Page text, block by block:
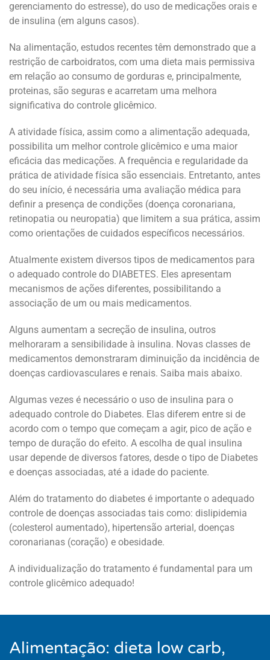
gerenciamento do estresse), do uso de medicações orais e
de insulina (em alguns casos).
Na alimentação, estudos recentes têm demonstrado que a
restrição de carboidratos, com uma dieta mais permissiva
em relação ao consumo de gorduras e, principalmente,
proteinas, são seguras e acarretam uma melhora
significativa do controle glicêmico.
A atividade física, assim como a alimentação adequada,
possibilita um melhor controle glicêmico e uma maior
eficácia das medicações. A frequência e regularidade da
prática de atividade física são essenciais. Entretanto, antes
do seu início, é necessária uma avaliação médica para
definir a presença de condições (doença coronariana,
retinopatia ou neuropatia) que limitem a sua prática, assim
como orientações de cuidados específicos necessários.
Atualmente existem diversos tipos de medicamentos para
o adequado controle do DIABETES. Eles apresentam
mecanismos de ações diferentes, possibilitando a
associação de um ou mais medicamentos.
Alguns aumentam a secreção de insulina, outros
melhoraram a sensibilidade à insulina. Novas classes de
medicamentos demonstraram diminuição da incidência de
doenças cardiovasculares e renais. Saiba mais abaixo.
Algumas vezes é necessário o uso de insulina para o
adequado controle do Diabetes. Elas diferem entre si de
acordo com o tempo que começam a agir, pico de ação e
tempo de duração do efeito. A escolha de qual insulina
usar depende de diversos fatores, desde o tipo de Diabetes
e doenças associadas, até a idade do paciente.
Além do tratamento do diabetes é importante o adequado
controle de doenças associadas tais como: dislipidemia
(colesterol aumentado), hipertensão arterial, doenças
coronarianas (coração) e obesidade.
A individualização do tratamento é fundamental para um
controle glicêmico adequado!
Alimentação: dieta low carb,